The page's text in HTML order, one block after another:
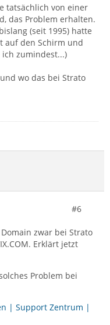
tatsächlich von einer
das Problem erhalten.
(seit 1995) hatte
auf den Schirm und
zumindest...)
wo das bei Strato
#6
zwar bei Strato
Erklärt jetzt
Problem bei
| Support Zentrum |